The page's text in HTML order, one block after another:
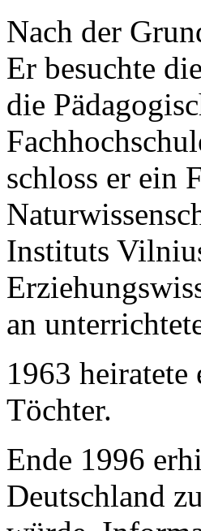
Nach der
Er besuchte
die
schloss er ein
Instituts
an
1963
Töchter.
Ende 1996
Deutschland